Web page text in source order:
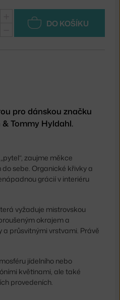
DO KOŠÍKU
pro dánskou značku
Tommy Hyldahl.
zaujme měkce
sebe. Organické křivky a
grácií v interiéru
vyžaduje mistrovskou
okrajem a
průsvitnými vrstvami. Právě
jídelního nebo
květinami, ale také
provedeních.